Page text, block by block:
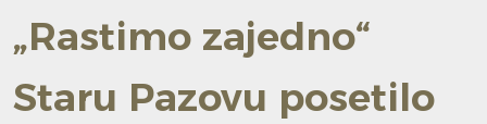
„Rastimo zajedno“
Staru Pazovu posetilo